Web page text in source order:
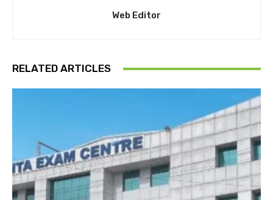
Web Editor
RELATED ARTICLES